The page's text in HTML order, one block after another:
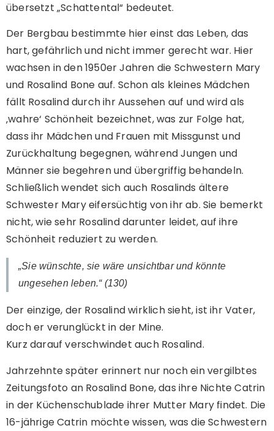
übersetzt „Schattental“ bedeutet.
Der Bergbau bestimmte hier einst das Leben, das
hart, gefährlich und nicht immer gerecht war. Hier
wachsen in den 1950er Jahren die Schwestern Mary
und Rosalind Bone auf. Schon als kleines Mädchen
fällt Rosalind durch ihr Aussehen auf und wird als
‚wahre‘ Schönheit bezeichnet, was zur Folge hat,
dass ihr Mädchen und Frauen mit Missgunst und
Zurückhaltung begegnen, während Jungen und
Männer sie begehren und übergriffig behandeln.
Schließlich wendet sich auch Rosalinds ältere
Schwester Mary eifersüchtig von ihr ab. Sie bemerkt
nicht, wie sehr Rosalind darunter leidet, auf ihre
Schönheit reduziert zu werden.
„Sie wünschte, sie wäre unsichtbar und könnte
ungesehen leben.“ (130)
Der einzige, der Rosalind wirklich sieht, ist ihr Vater,
doch er verunglückt in der Mine.
Kurz darauf verschwindet auch Rosalind.
Jahrzehnte später erinnert nur noch ein vergilbtes
Zeitungsfoto an Rosalind Bone, das ihre Nichte Catrin
in der Küchenschublade ihrer Mutter Mary findet. Die
16-jährige Catrin möchte wissen, was die Schwestern